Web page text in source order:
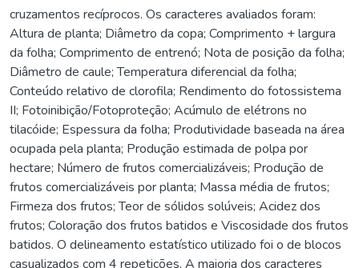
cruzamentos recíprocos. Os caracteres avaliados foram:
Altura de planta; Diâmetro da copa; Comprimento + largura
da folha; Comprimento de entrenó; Nota de posição da folha;
Diâmetro de caule; Temperatura diferencial da folha;
Conteúdo relativo de clorofila; Rendimento do fotossistema
II; Fotoinibição/Fotoproteção; Acúmulo de elétrons no
tilacóide; Espessura da folha; Produtividade baseada na área
ocupada pela planta; Produção estimada de polpa por
hectare; Número de frutos comercializáveis; Produção de
frutos comercializáveis por planta; Massa média de frutos;
Firmeza dos frutos; Teor de sólidos solúveis; Acidez dos
frutos; Coloração dos frutos batidos e Viscosidade dos frutos
batidos. O delineamento estatístico utilizado foi o de blocos
casualizados com 4 repetições. A maioria dos caracteres